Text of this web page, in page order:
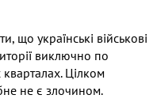
що українські військові
виключно по
Цілком
не є злочином.